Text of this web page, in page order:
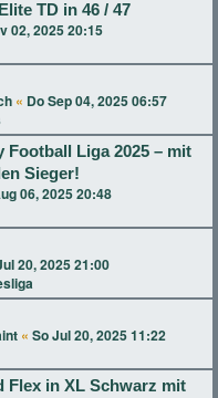
TD in 46 / 47
02, 2025 20:15
« Do Sep 04, 2025 06:57
Football Liga 2025 – mit
Sieger!
06, 2025 20:48
20, 2025 21:00
« So Jul 20, 2025 11:22
Flex in XL Schwarz mit